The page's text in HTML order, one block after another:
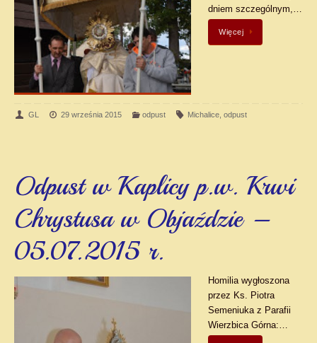
dniem szczególnym,…
Więcej
GL 29 września 2015 odpust Michalice,odpust
Odpust w Kaplicy p.w. Krwi
Chrystusa w Objaździe –
05.07.2015 r.
Homilia wygłoszona
przez Ks. Piotra
Semeniuka z Parafii
Wierzbica Górna:…